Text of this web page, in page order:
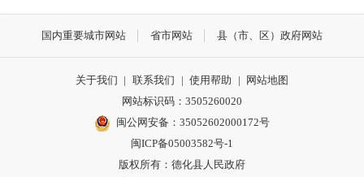
国内重要城市网站 省市网站 县（市、区）政府网站
关于我们 | 联系我们 | 使用帮助 |
网站地图
网站标识码：3505260020
闽公网安备：35052602000172号
闽ICP备05003582号-1
版权所有：德化县人民政府